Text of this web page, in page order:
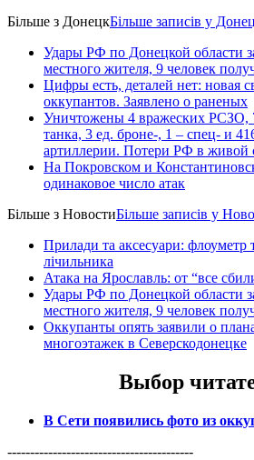
Більше з ДонецкБільше записів у
Удары РФ по Донецкой области
местного жителя, 9 человек
Цифры есть, деталей нет: новая
оккупантов. Заявлено о раненых
Уничтожены 4 вражеских РСЗО,
танка, 3 ед. броне-, 1 – спец- и
артиллерии. Потери РФ в живой
На Покровском и
одинаковое число атак
Більше з НовостиБільше записів у
Прилади та аксесуари: флоуметр
лічильника
Атака на Ярославль: от “все
Удары РФ по Донецкой области
местного жителя, 9 человек
Оккупанты опять заявили о
многоэтажек в Северскодонецке
Выбор
В Сети появились фото из
-----------------------------------------